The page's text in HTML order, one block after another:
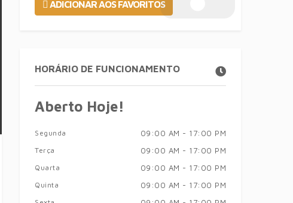
ADICIONAR AOS FAVORITOS
HORÁRIO DE FUNCIONAMENTO
Aberto Hoje!
Segunda 09:00 AM - 17:00 PM
Terça 09:00 AM - 17:00 PM
Quarta 09:00 AM - 17:00 PM
Quinta 09:00 AM - 17:00 PM